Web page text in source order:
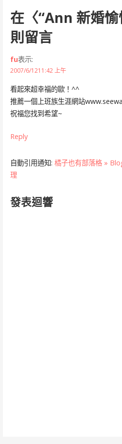
在〈“Ann 新婚愉
則留言
fu表示:
2007/6/1211:42 上午
看起來超幸福的歐！^^
推薦一個上班族生涯網站
祝福您找到希望~
Reply
自動引用通知: 橘子也有部落格 »
理
發表迴響